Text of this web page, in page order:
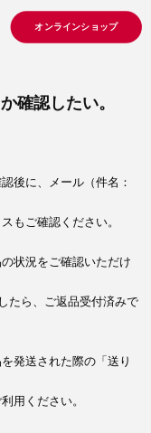
オンラインショップ
確認したい。
後に、メール（件名：
もご確認ください。
状況をご確認いただけ
たら、ご返品受付済みで
発送された際の「送り
用ください。